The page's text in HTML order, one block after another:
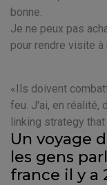
bonne.
Je ne peux pas
pour rendre visite à
Ils doivent
feu. J'ai, en réalité,
linking strategy
Un voyage
les gens
france il y a